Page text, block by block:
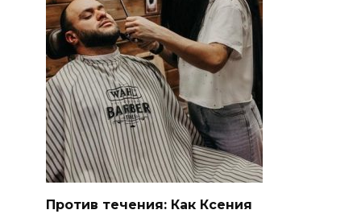
Против течения: Как Ксения